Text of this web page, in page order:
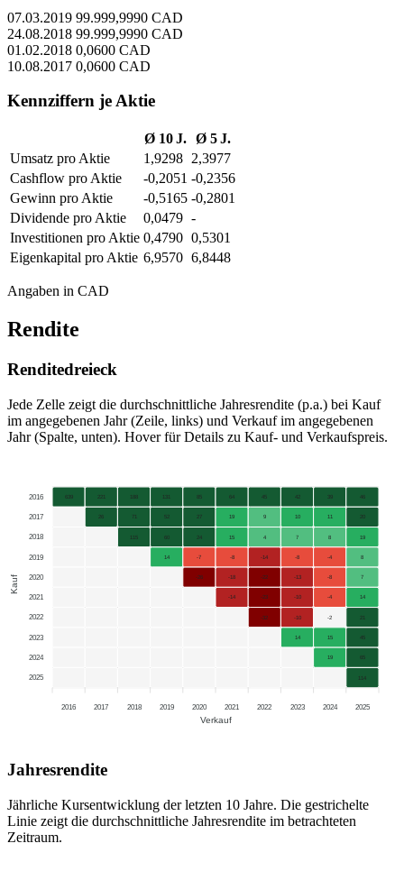
07.03.2019 99.999,9990 CAD
24.08.2018 99.999,9990 CAD
01.02.2018 0,0600 CAD
10.08.2017 0,0600 CAD
Kennziffern je Aktie
Ø 10 J. Ø 5 J.
Umsatz pro Aktie
1,9298 2,3977
Cashflow pro Aktie
-0,2051 -0,2356
Gewinn pro Aktie
-0,5165 -0,2801
Dividende pro Aktie
0,0479 -
Investitionen pro Aktie 0,4790 0,5301
Eigenkapital pro Aktie 6,9570 6,8448
Angaben in CAD
Rendite
Renditedreieck
Jede Zelle zeigt die durchschnittliche Jahresrendite (p.a.) bei Kauf
im angegebenen Jahr (Zeile, links) und Verkauf im angegebenen
Jahr (Spalte, unten). Hover für Details zu Kauf- und Verkaufspreis.
2016
2017
2018
2019
2020
2021
2022
2023
2024
2025
Kauf
639 221 188 131 85 64 45 42 39 46
26 71 52 27 19 9 10 11 20
115 60 24 15 4 7 8 19
14 -7 -8 -14 -8 -4 8
-26 -18 -22 -13 -8 7
-14 -23 -10 -4 14
-32 -10 -2 21
14 15 45
19 65
114
2016 2017 2018 2019 2020 2021 2022 2023 2024 2025
Verkauf
Jahresrendite
Jährliche Kursentwicklung der letzten 10 Jahre. Die gestrichelte
Linie zeigt die durchschnittliche Jahresrendite im betrachteten
Zeitraum.